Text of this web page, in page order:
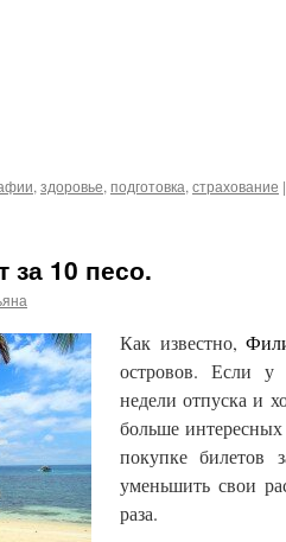
, здоровье, подготовка, страхование |
за 10 песо.
Как известно,
островов. Если у
недели отпуска и
больше
покупке билетов
уменьшить свои
раза.